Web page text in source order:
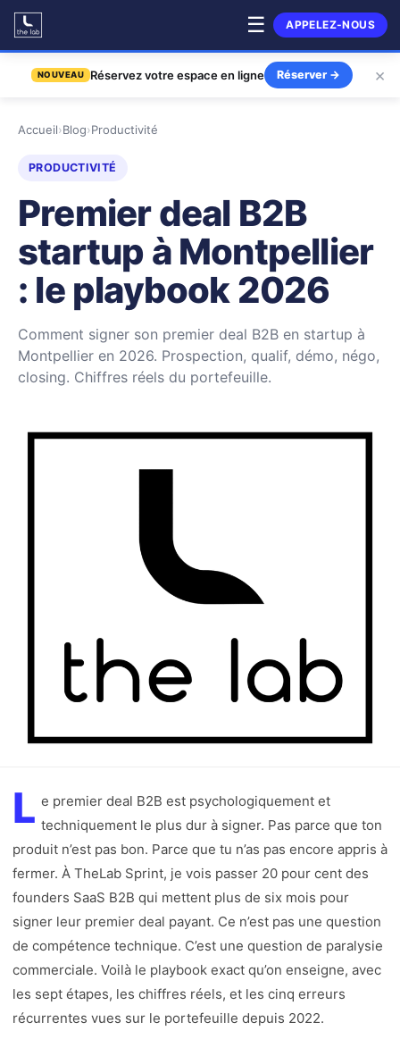
☰ APPELEZ-NOUS
NOUVEAU Réservez votre espace en ligne Réserver → ×
Accueil›Blog›Productivité
PRODUCTIVITÉ
Premier deal B2B
startup à Montpellier
: le playbook 2026
Comment signer son premier deal B2B en startup à
Montpellier en 2026. Prospection, qualif, démo, négo,
closing. Chiffres réels du portefeuille.
L e premier deal B2B est psychologiquement et
techniquement le plus dur à signer. Pas parce que ton
produit n’est pas bon. Parce que tu n’as pas encore appris à
fermer. À TheLab Sprint, je vois passer 20 pour cent des
founders SaaS B2B qui mettent plus de six mois pour
signer leur premier deal payant. Ce n’est pas une question
de compétence technique. C’est une question de paralysie
commerciale. Voilà le playbook exact qu’on enseigne, avec
les sept étapes, les chiffres réels, et les cinq erreurs
récurrentes vues sur le portefeuille depuis 2022.